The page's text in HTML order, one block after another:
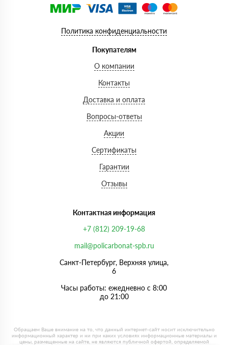
Политика конфиденциальности
Покупателям
О компании
Контакты
Доставка и оплата
Вопросы-ответы
Акции
Сертификаты
Гарантии
Отзывы
Контактная информация
+7 (812) 209-19-68
mail@policarbonat-spb.ru
Санкт-Петербург, Верхняя улица,
6
Часы работы: ежедневно с 8:00
до 21:00